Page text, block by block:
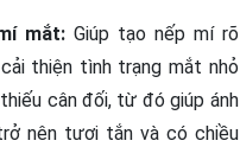
mắt:Giúp tạo nếp mí rõ
thiện tình trạng mắt nhỏ
cân đối, từ đó giúp ánh
nên tươi tắn và có chiều